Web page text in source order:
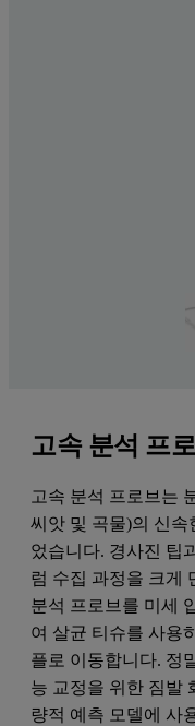
고속 분석 프
고속 분석 프로브는
씨앗 및 곡물)의 신
었습니다. 경사진 팁
럼 수집 과정을 크게
분석 프로브를 미세
여 살균 티슈를 사용
플로 이동합니다. 정
능 교정을 위한 짐발
량적 예측 모델에 사